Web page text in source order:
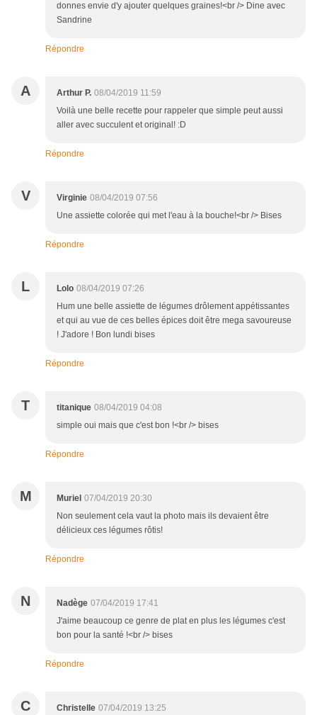
donnes envie d'y ajouter quelques graines!<br /> Dine avec
Sandrine
Répondre
A Arthur P. 08/04/2019 11:59
Voilà une belle recette pour rappeler que simple peut aussi
aller avec succulent et original! :D
Répondre
V Virginie 08/04/2019 07:56
Une assiette colorée qui met l'eau à la bouche!<br /> Bises
Répondre
L Lolo 08/04/2019 07:26
Hum une belle assiette de légumes drôlement appétissantes
et qui au vue de ces belles épices doit être mega savoureuse
! J'adore ! Bon lundi bises
Répondre
T titanique 08/04/2019 04:08
simple oui mais que c'est bon !<br /> bises
Répondre
M Muriel 07/04/2019 20:30
Non seulement cela vaut la photo mais ils devaient être
délicieux ces légumes rôtis!
Répondre
N Nadège 07/04/2019 17:41
J'aime beaucoup ce genre de plat en plus les légumes c'est
bon pour la santé !<br /> bises
Répondre
C Christelle 07/04/2019 13:25